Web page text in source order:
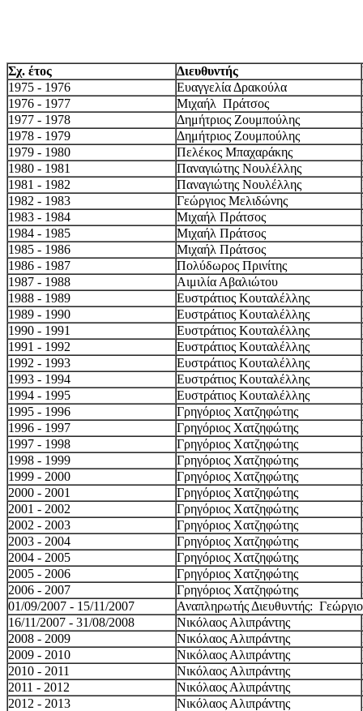
Σχ. έτος Διευθυντής
1975 - 1976
Ευαγγελία Δρακούλα
1976 - 1977
Μιχαήλ Πράτσος
1977 - 1978
Δημήτριος Ζουμπούλης
1978 - 1979
Δημήτριος Ζουμπούλης
1979 - 1980
Πελέκος Μπαχαράκης
1980 - 1981
Παναγιώτης Νουλέλλης
1981 - 1982
Παναγιώτης Νουλέλλης
1982 - 1983
Γεώργιος Μελιδώνης
1983 - 1984
Μιχαήλ Πράτσος
1984 - 1985
Μιχαήλ Πράτσος
1985 - 1986
Μιχαήλ Πράτσος
1986 - 1987
Πολύδωρος Πρινίτης
1987 - 1988
Αιμιλία Αβαλιώτου
1988 - 1989
Ευστράτιος Κουταλέλλης
1989 - 1990
Ευστράτιος Κουταλέλλης
1990 - 1991
Ευστράτιος Κουταλέλλης
1991 - 1992
Ευστράτιος Κουταλέλλης
1992 - 1993
Ευστράτιος Κουταλέλλης
1993 - 1994
Ευστράτιος Κουταλέλλης
1994 - 1995
Ευστράτιος Κουταλέλλης
1995 - 1996
Γρηγόριος Χατζηφώτης
1996 - 1997
Γρηγόριος Χατζηφώτης
1997 - 1998
Γρηγόριος Χατζηφώτης
1998 - 1999
Γρηγόριος Χατζηφώτης
1999 - 2000
Γρηγόριος Χατζηφώτης
2000 - 2001
Γρηγόριος Χατζηφώτης
2001 - 2002
Γρηγόριος Χατζηφώτης
2002 - 2003
Γρηγόριος Χατζηφώτης
2003 - 2004
Γρηγόριος Χατζηφώτης
2004 - 2005
Γρηγόριος Χατζηφώτης
2005 - 2006
Γρηγόριος Χατζηφώτης
2006 - 2007
Γρηγόριος Χατζηφώτης
01/09/2007 - 15/11/2007
Αναπληρωτής Διευθυντής:
16/11/2007 - 31/08/2008
Νικόλαος Αλιπράντης
2008 - 2009
Νικόλαος Αλιπράντης
2009 - 2010
Νικόλαος Αλιπράντης
2010 - 2011
Νικόλαος Αλιπράντης
2011 - 2012
Νικόλαος Αλιπράντης
2012 - 2013
Νικόλαος Αλιπράντης